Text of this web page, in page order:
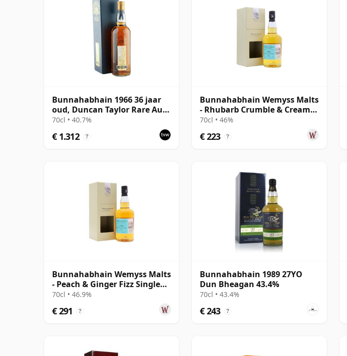
Bunnahabhain 1966 36 jaar
oud, Duncan Taylor Rare Auld
Cask Strength
70cl • 40.7%
€ 1.312 ?
Bunnahabhain Wemyss Malts
- Rhubarb Crumble & Cream
Single Cask 1990 28 jaar oud
70cl • 46%
€ 223 ?
Bunnahabhain Wemyss Malts
- Peach & Ginger Fizz Single
Cask 1990 28 jaar oud
70cl • 46.9%
€ 291 ?
Bunnahabhain 1989 27YO
Dun Bheagan 43.4%
70cl • 43.4%
€ 243 ?